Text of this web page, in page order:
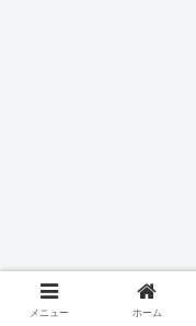
メニュー ホーム